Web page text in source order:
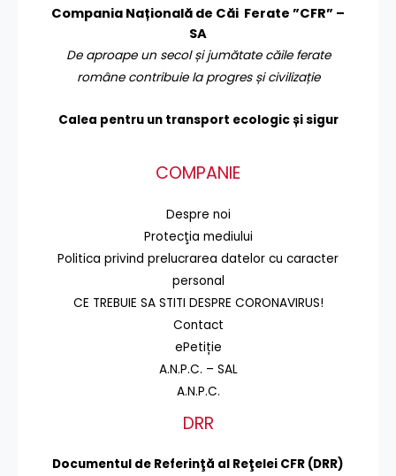
Compania Națională de Căi Ferate ”CFR” –
SA
De aproape un secol și jumătate căile ferate
române contribuie la progres și civilizație
Calea pentru un transport ecologic și sigur
COMPANIE
Despre noi
Protecţia mediului
Politica privind prelucrarea datelor cu caracter
personal
CE TREBUIE SA STITI DESPRE CORONAVIRUS!
Contact
ePetiție
A.N.P.C. – SAL
A.N.P.C.
DRR
Documentul de Referinţă al Reţelei CFR (DRR)